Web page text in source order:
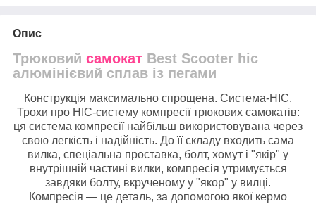
Опис
Трюковий самокат Best Scooter hic
алюмінієвий сплав із пегами
Конструкція максимально спрощена. Система-HIC.
Трохи про HIC-систему компресії трюкових самокатів:
ця система компресії найбільш використовувана через
свою легкість і надійність. До її складу входить сама
вилка, спеціальна проставка, болт, хомут і "якір" у
внутрішній частині вилки, компресія утримується
завдяки болту, вкрученому у "якор" у вилці.
Компресія — це деталь, за допомогою якої кермо